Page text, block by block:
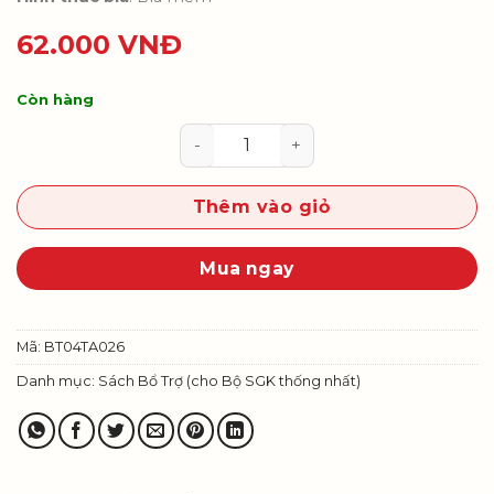
62.000 VNĐ
Còn hàng
Tiếng Anh 4 – Sách bài tập số
Thêm vào giỏ
Mua ngay
Mã: BT04TA026
Danh mục: Sách Bổ Trợ (cho Bộ SGK thống nhất)